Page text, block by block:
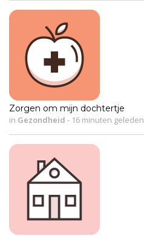
Zorgen om mijn dochtertje
in Gezondheid - 16 minuten geleden